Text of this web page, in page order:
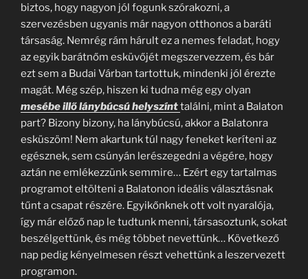
biztos, hogy nagyon jól fogunk szórakozni, a
szervezésben ugyanis már nagyon otthonos a baráti
társaság. Nemrég rám hárult ez a nemes feladat, hogy
az egyik barátnőm esküvőjét megszervezzem, és bár
ezt sem a Budai Várban tartottuk, mindenki jól érezte
magát. Még szép, hiszen ki tudna még egy olyan
mesébe illő lánybúcsú helyszínttalálni, mint a Balaton
part? Bizony bizony, ha lánybúcsú, akkor a Balatonra
esküszöm! Nem akartunk túl nagy feneket keríteni az
egésznek, sem csúnyán lerészegedni a végére, hogy
aztán ne emlékezzünk semmire… Ezért egy tartalmas
programot eltölteni a Balatonon ideális választásnak
tűnt a csapat részére. Egyikőnknek ott volt nyaralója,
így már előző nap le tudtunk menni, társasoztunk, sokat
beszélgettünk, és még többet nevettünk… Következő
nap pedig kényelmesen részt vehettünk a leszervezett
programon.